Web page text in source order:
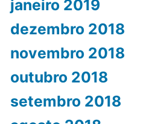
janeiro 2019
dezembro 2018
novembro 2018
outubro 2018
setembro 2018